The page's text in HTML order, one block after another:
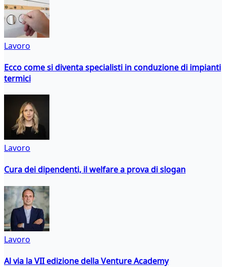
Lavoro
Ecco come si diventa specialisti in conduzione di impianti
termici
Lavoro
Cura dei dipendenti, il welfare a prova di slogan
Lavoro
Al via la VII edizione della Venture Academy